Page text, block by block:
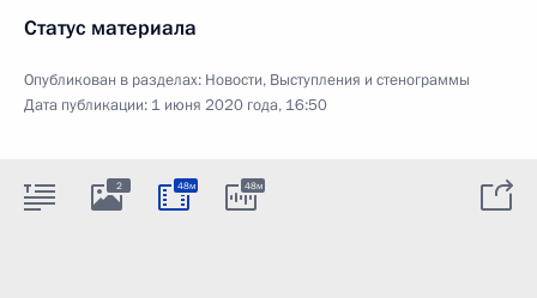
Статус материала
Опубликован в разделах: Новости, Выступления и стенограммы
Дата публикации: 1 июня 2020 года, 16:50
2 48м 48м